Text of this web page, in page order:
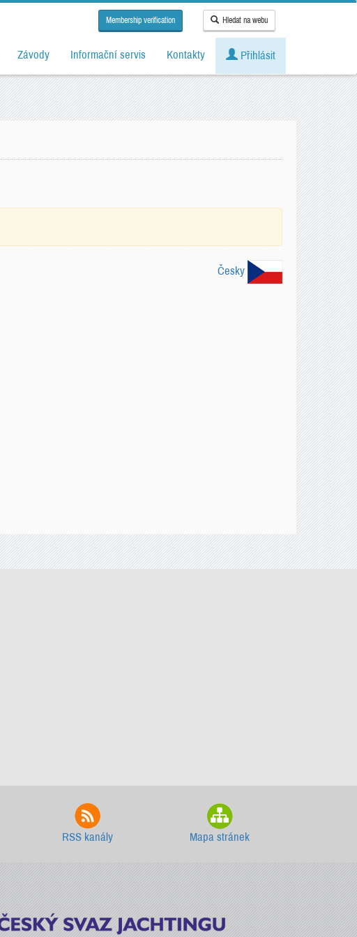
Membership verification Hledat na webu
Závody Informační servis Kontakty Přihlásit
Česky
RSS kanály Mapa stránek